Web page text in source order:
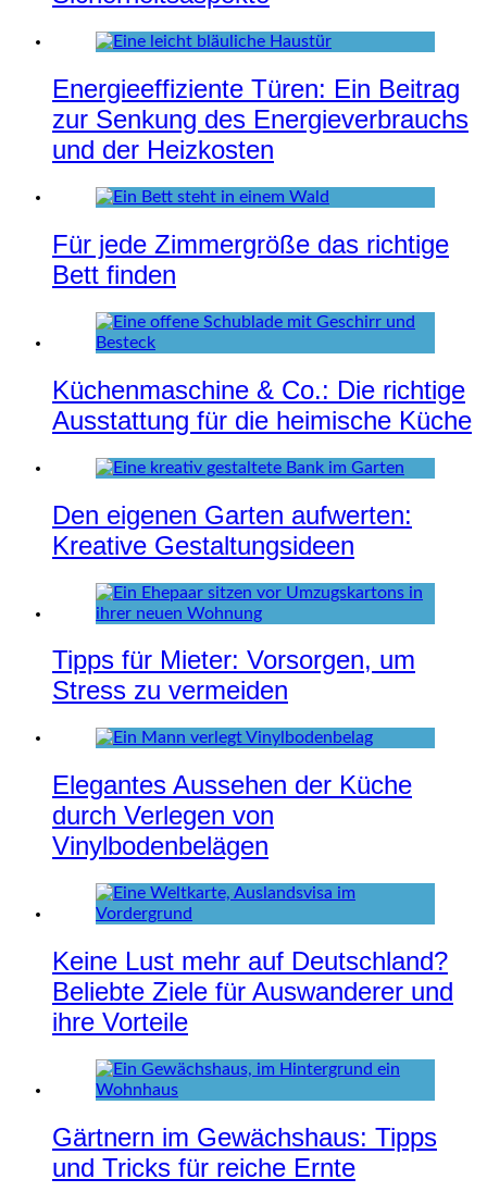
Energieeffiziente Türen: Ein Beitrag
zur Senkung des Energieverbrauchs
und der Heizkosten
Für jede Zimmergröße das richtige
Bett finden
Küchenmaschine & Co.: Die richtige
Ausstattung für die heimische Küche
Den eigenen Garten aufwerten:
Kreative Gestaltungsideen
Tipps für Mieter: Vorsorgen, um
Stress zu vermeiden
Elegantes Aussehen der Küche
durch Verlegen von
Vinylbodenbelägen
Keine Lust mehr auf Deutschland?
Beliebte Ziele für Auswanderer und
ihre Vorteile
Gärtnern im Gewächshaus: Tipps
und Tricks für reiche Ernte